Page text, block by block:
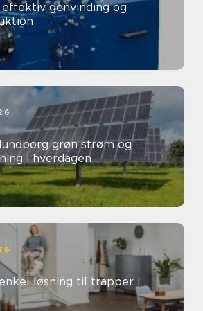
genvinding og
grøn strøm og
i hverdagen